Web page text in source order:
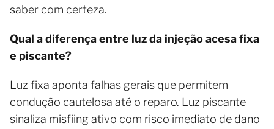
saber com certeza.
Qual a diferença entre luz da injeção acesa fixa
e piscante?
Luz fixa aponta falhas gerais que permitem
condução cautelosa até o reparo. Luz piscante
sinaliza misfiing ativo com risco imediato de dano